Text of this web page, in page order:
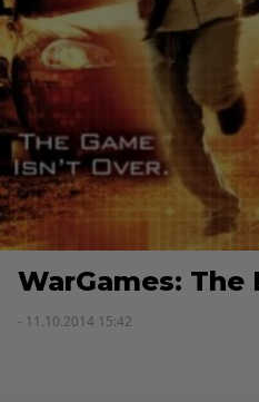
WarGames: The
- 11.10.2014 15:42